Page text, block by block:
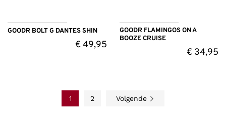
GOODR BOLT G DANTES SHIN
€49,95
GOODR FLAMINGOS ON A
BOOZE CRUISE
€ 34,95
1 2 Volgende